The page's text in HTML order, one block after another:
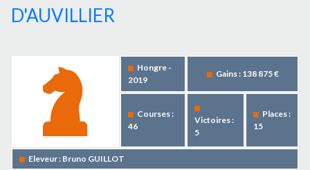
D'AUVILLIER
Hongre -
2019
Gains : 138 875 €
Courses :
46
Victoires :
5
Places :
15
Eleveur : Bruno GUILLOT